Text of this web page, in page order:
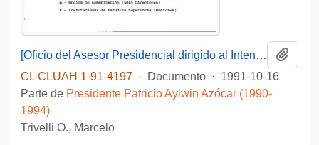
[Oficio del Asesor Presidencial dirigido al Intendente de la III Región, Sr. Raúl Barrionuevo, referente a saludo de Navidad]
CL CLUAH 1-91-4197 · Documento · 1991-10-16
Parte de Presidente Patricio Aylwin Azócar (1990-
1994)
Trivelli O., Marcelo